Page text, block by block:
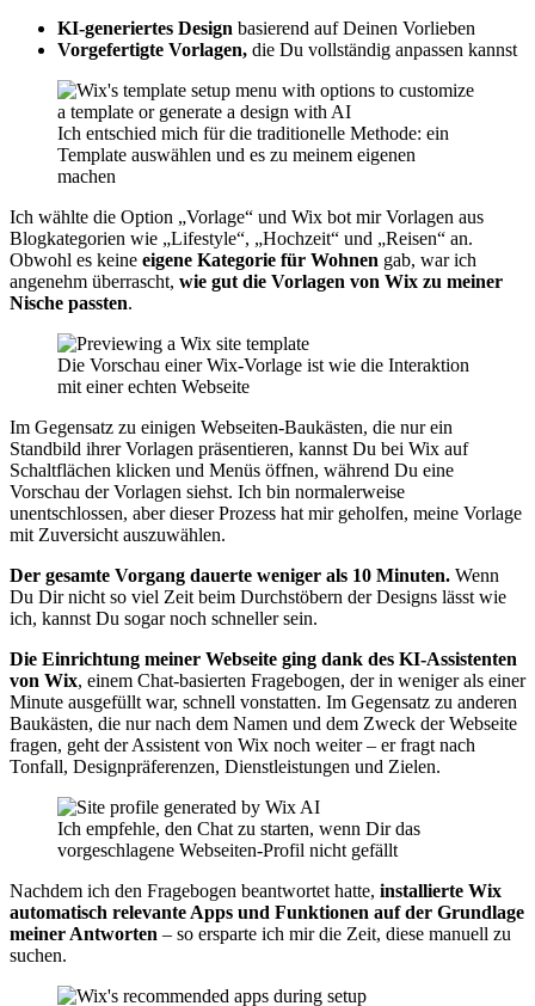
KI-generiertes Design basierend auf Deinen Vorlieben
Vorgefertigte Vorlagen, die Du vollständig anpassen kannst
Ich entschied mich für die traditionelle Methode: ein
Template auswählen und es zu meinem eigenen
machen
Ich wählte die Option „Vorlage“ und Wix bot mir Vorlagen aus
Blogkategorien wie „Lifestyle“, „Hochzeit“ und „Reisen“ an.
Obwohl es keine eigene Kategorie für Wohnen gab, war ich
angenehm überrascht, wie gut die Vorlagen von Wix zu meiner
Nische passten.
Die Vorschau einer Wix-Vorlage ist wie die Interaktion
mit einer echten Webseite
Im Gegensatz zu einigen Webseiten-Baukästen, die nur ein
Standbild ihrer Vorlagen präsentieren, kannst Du bei Wix auf
Schaltflächen klicken und Menüs öffnen, während Du eine
Vorschau der Vorlagen siehst. Ich bin normalerweise
unentschlossen, aber dieser Prozess hat mir geholfen, meine Vorlage
mit Zuversicht auszuwählen.
Der gesamte Vorgang dauerte weniger als 10 Minuten. Wenn
Du Dir nicht so viel Zeit beim Durchstöbern der Designs lässt wie
ich, kannst Du sogar noch schneller sein.
Die Einrichtung meiner Webseite ging dank des KI-Assistenten
von Wix, einem Chat-basierten Fragebogen, der in weniger als einer
Minute ausgefüllt war, schnell vonstatten. Im Gegensatz zu anderen
Baukästen, die nur nach dem Namen und dem Zweck der Webseite
fragen, geht der Assistent von Wix noch weiter – er fragt nach
Tonfall, Designpräferenzen, Dienstleistungen und Zielen.
Ich empfehle, den Chat zu starten, wenn Dir das
vorgeschlagene Webseiten-Profil nicht gefällt
Nachdem ich den Fragebogen beantwortet hatte, installierte Wix
automatisch relevante Apps und Funktionen auf der Grundlage
meiner Antworten – so ersparte ich mir die Zeit, diese manuell zu
suchen.